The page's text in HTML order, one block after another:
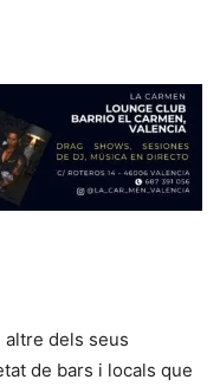
altre dels seus
de bars i locals que